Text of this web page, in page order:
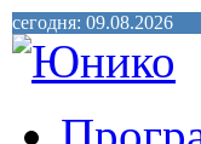
сегодня: 09.08.2026